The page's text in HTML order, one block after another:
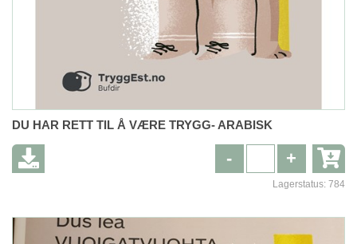
DU HAR RETT TIL Å VÆRE TRYGG- ARABISK
+
-
Lagerstatus: 784